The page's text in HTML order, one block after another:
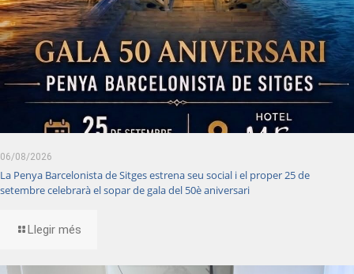
06/08/2026
La Penya Barcelonista de Sitges estrena seu social i el proper 25 de
setembre celebrarà el sopar de gala del 50è aniversari
Llegir més